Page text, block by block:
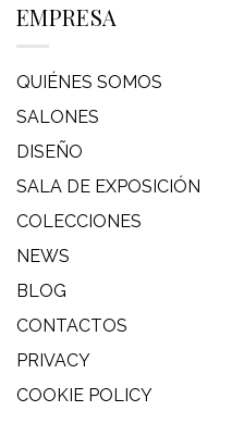
EMPRESA
QUIÉNES SOMOS
SALONES
DISEÑO
SALA DE EXPOSICIÓN
COLECCIONES
NEWS
BLOG
CONTACTOS
PRIVACY
COOKIE POLICY